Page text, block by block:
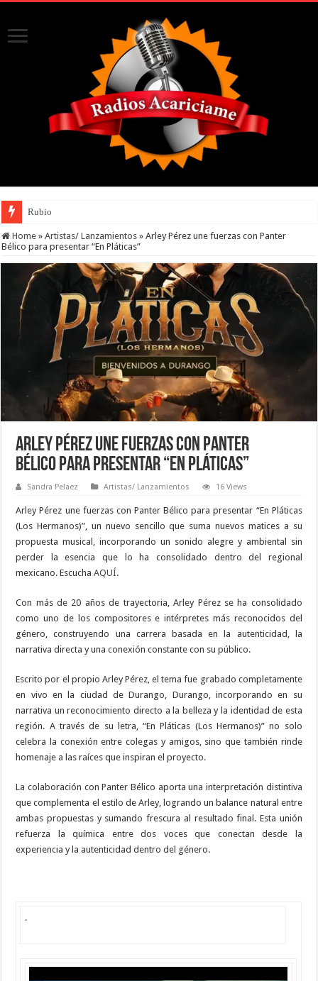
Rubio
Home » Artistas/ Lanzamientos » Arley Pérez une fuerzas con Panter
Bélico para presentar “En Pláticas”
Arley Pérez une fuerzas con Panter
Bélico para presentar “En Pláticas”
Sandra Pelaez Artistas/ Lanzamientos 16 Views
Arley Pérez une fuerzas con Panter Bélico para presentar “En Pláticas
(Los Hermanos)”, un nuevo sencillo que suma nuevos matices a su
propuesta musical, incorporando un sonido alegre y ambiental sin
perder la esencia que lo ha consolidado dentro del regional
mexicano. EscuchaAQUÍ.
Con más de 20 años de trayectoria, Arley Pérez se ha consolidado
como uno de los compositores e intérpretes más reconocidos del
género, construyendo una carrera basada en la autenticidad, la
narrativa directa y una conexión constante con su público.
Escrito por el propio Arley Pérez, el tema fue grabado completamente
en vivo en la ciudad de Durango, Durango, incorporando en su
narrativa un reconocimiento directo a la belleza y la identidad de esta
región. A través de su letra, “En Pláticas (Los Hermanos)” no solo
celebra la conexión entre colegas y amigos, sino que también rinde
homenaje a las raíces que inspiran el proyecto.
La colaboración con Panter Bélico aporta una interpretación distintiva
que complementa el estilo de Arley, logrando un balance natural entre
ambas propuestas y sumando frescura al resultado final. Esta unión
refuerza la química entre dos voces que conectan desde la
experiencia y la autenticidad dentro del género.
.